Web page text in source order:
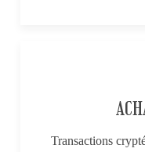
Transactions